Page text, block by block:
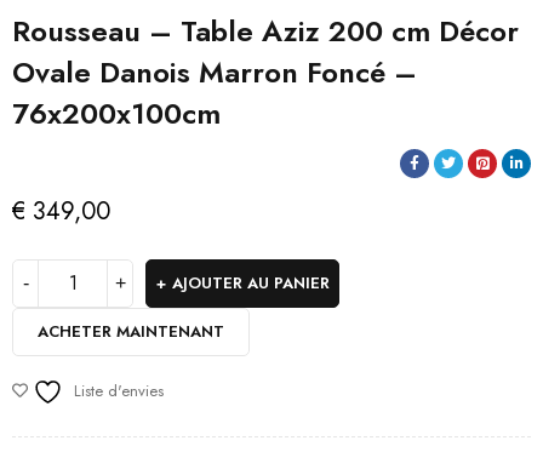
Rousseau – Table Aziz 200 cm Décor
Ovale Danois Marron Foncé –
76x200x100cm
€ 349,00
AJOUTER AU PANIER
ACHETER MAINTENANT
Liste d'envies